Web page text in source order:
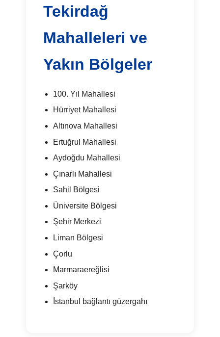
Tekirdağ
Mahalleleri ve
Yakın Bölgeler
100. Yıl Mahallesi
Hürriyet Mahallesi
Altınova Mahallesi
Ertuğrul Mahallesi
Aydoğdu Mahallesi
Çınarlı Mahallesi
Sahil Bölgesi
Üniversite Bölgesi
Şehir Merkezi
Liman Bölgesi
Çorlu
Marmaraereğlisi
Şarköy
İstanbul bağlantı güzergahı